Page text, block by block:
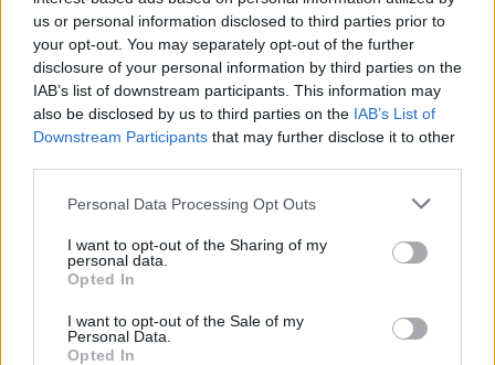
us or personal information disclosed to third parties prior to
your opt-out. You may separately opt-out of the further
disclosure of your personal information by third parties on the
IAB’s list of downstream participants. This information may
also be disclosed by us to third parties on the IAB’s List of
Downstream Participants that may further disclose it to other
Personal Data Processing Opt Outs
I want to opt-out of the Sharing of my
personal data.
Opted In
I want to opt-out of the Sale of my
Personal Data.
Opted In
WhatsApp
Telegram
Stampa
Correlati
Al Centro
Commerciale Oasi i
espongono i loro
lavori con l’Unicef
1.600 bambini,